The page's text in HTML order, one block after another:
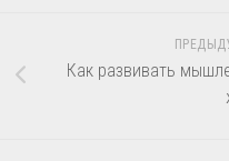
Как развивать